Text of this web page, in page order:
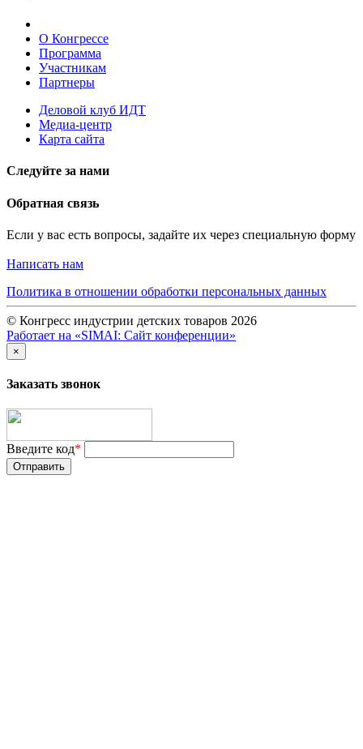
О Конгрессе
Программа
Участникам
Партнеры
Деловой клуб ИДТ
Медиа-центр
Карта сайта
Следуйте за нами
Обратная связь
Если у вас есть вопросы, задайте их через специальную форму
Написать нам
Политика в отношении обработки персональных данных
© Конгресс индустрии детских товаров 2026
Работает на «SIMAI: Сайт конференции»
×
Заказать звонок
Введите код*
Отправить